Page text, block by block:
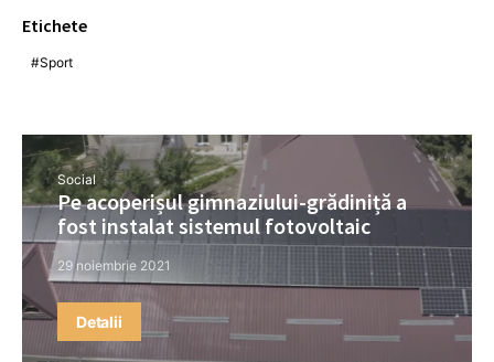
Etichete
Sport
Social
Pe acoperișul gimnaziului-grădiniță a
fost instalat sistemul fotovoltaic
29 noiembrie 2021
Detalii